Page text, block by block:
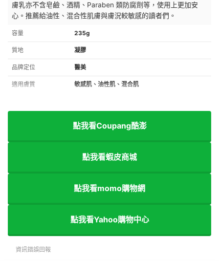
膚乳亦不含皂鹼、酒精、Paraben 類防腐劑等，使用上更加安
心。推薦給油性、混合性肌膚與膚況較敏感的讀者們。
容量 235g
質地 凝膠
品牌定位 醫美
適用膚質 敏感肌、油性肌、混合肌
點我看Coupang酷澎
點我看蝦皮商城
點我看momo購物網
點我看Yahoo購物中心
資訊錯誤回報